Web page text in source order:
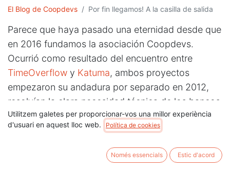
El Blog de Coopdevs Por fin llegamos! A la casilla de salida
Parece que haya pasado una eternidad desde que
en 2016 fundamos la asociación Coopdevs.
Ocurrió como resultado del encuentro entre
TimeOverflow y Katuma, ambos proyectos
empezaron su andadura por separado en 2012,
resolvían la clara necesidad técnica de los bancos
de tiempo y grupos de consumo, proyectos
locales habitualmente autogestionados. Cuando
cuenta de que compartíamos un reto común:
Utilitzem galetes per proporcionar-vos una millor experiència
d'usuari en aquest lloc web.
Política de cookies
Només essencials Estic d'acord